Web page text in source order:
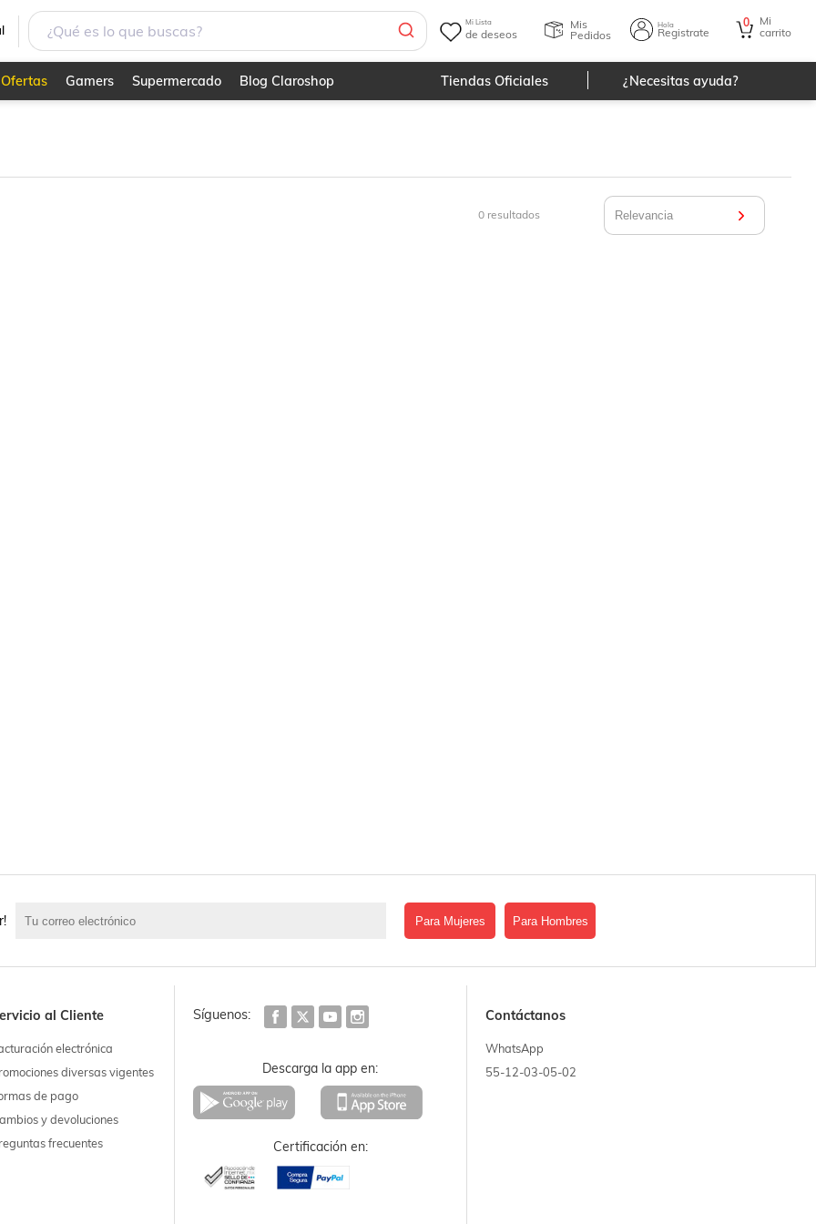
Mi Lista
de deseos
Mis
Pedidos
Hola
Registrate
0
Mi
carrito
Ofertas Gamers Supermercado Blog Claroshop Tiendas Oficiales ¿Necesitas ayuda?
0resultados
Para Mujeres Para Hombres
al Cliente
electrónica
diversas vigentes
de pago
y devoluciones
frecuentes
Síguenos:
Descarga la app en:
Certificación en:
Contáctanos
WhatsApp
55-12-03-05-02